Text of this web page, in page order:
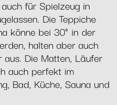
für Spielzeug in
Die Teppiche
könne bei 30° in der
halten aber auch
Die Matten, Läufer
auch perfekt im
Bad, Küche, Sauna und